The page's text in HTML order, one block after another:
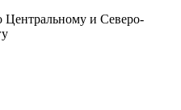
Центральному и Северо-